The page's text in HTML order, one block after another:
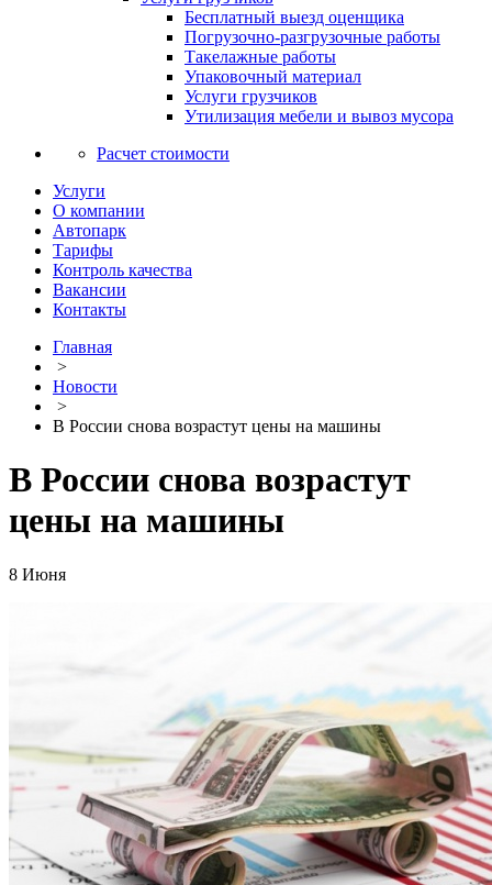
Бесплатный выезд оценщика
Погрузочно-разгрузочные работы
Такелажные работы
Упаковочный материал
Услуги грузчиков
Утилизация мебели и вывоз мусора
Расчет стоимости
Услуги
О компании
Автопарк
Тарифы
Контроль качества
Вакансии
Контакты
Главная
>
Новости
>
В России снова возрастут цены на машины
В России снова возрастут
цены на машины
8 Июня